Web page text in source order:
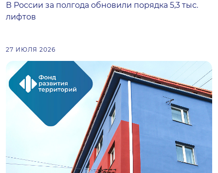
В России за полгода обновили порядка 5,3 тыс.
лифтов
27 ИЮЛЯ 2026